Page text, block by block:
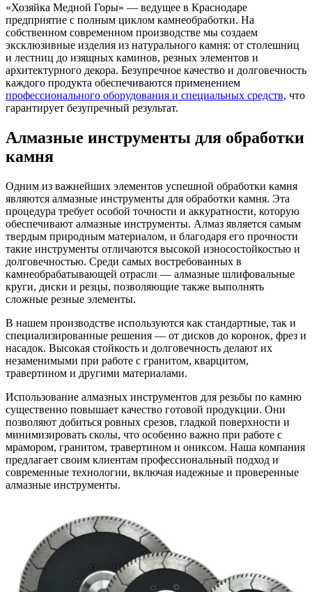
«Хозяйка Медной Горы» — ведущее в Краснодаре
предприятие с полным циклом камнеобработки. На
собственном современном производстве мы создаем
эксклюзивные изделия из натурального камня: от столешниц
и лестниц до изящных каминов, резных элементов и
архитектурного декора. Безупречное качество и долговечность
каждого продукта обеспечиваются применением
профессионального оборудования и специальных средств, что
гарантирует безупречный результат.
Алмазные инструменты для обработки
камня
Одним из важнейших элементов успешной обработки камня
являются алмазные инструменты для обработки камня. Эта
процедура требует особой точности и аккуратности, которую
обеспечивают алмазные инструменты. Алмаз является самым
твердым природным материалом, и благодаря его прочности
такие инструменты отличаются высокой износостойкостью и
долговечностью. Среди самых востребованных в
камнеобрабатывающей отрасли — алмазные шлифовальные
круги, диски и резцы, позволяющие также выполнять
сложные резные элементы.
В нашем производстве используются как стандартные, так и
специализированные решения — от дисков до коронок, фрез и
насадок. Высокая стойкость и долговечность делают их
незаменимыми при работе с гранитом, кварцитом,
травертином и другими материалами.
Использование алмазных инструментов для резьбы по камню
существенно повышает качество готовой продукции. Они
позволяют добиться ровных срезов, гладкой поверхности и
минимизировать сколы, что особенно важно при работе с
мрамором, гранитом, травертином и ониксом. Наша компания
предлагает своим клиентам профессиональный подход и
современные технологии, включая надежные и проверенные
алмазные инструменты.